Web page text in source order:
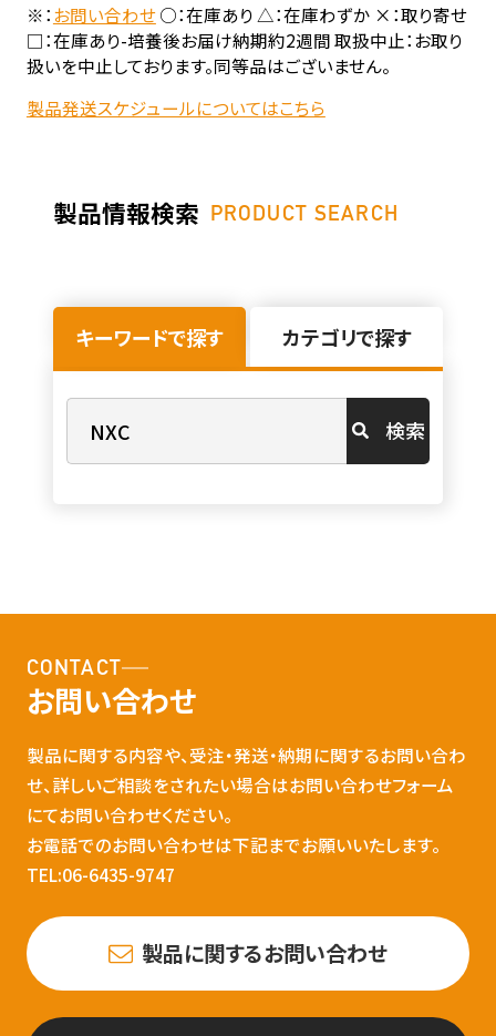
※：お問い合わせ○：在庫あり △：在庫わずか ×：取り寄せ
□：在庫あり-培養後お届け納期約2週間 取扱中止：お取り
扱いを中止しております。同等品はございません。
製品発送スケジュールについてはこちら
製品情報検索 PRODUCT SEARCH
キーワードで探す カテゴリで探す
検索
CONTACT
お問い合わせ
製品に関する内容や、受注・発送・納期に関するお問い合わ
せ、詳しいご相談をされたい場合はお問い合わせフォーム
にてお問い合わせください。
お電話でのお問い合わせは下記までお願いいたします。
TEL:06-6435-9747
製品に関するお問い合わせ